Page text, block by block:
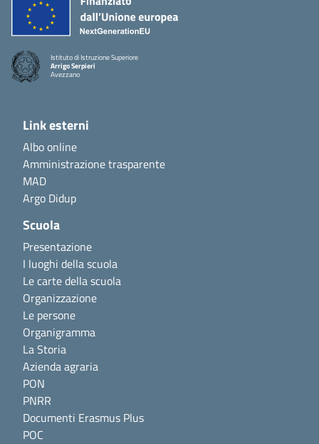
Istituto di Istruzione Superiore
Arrigo Serpieri
Avezzano
Link esterni
Albo online
Amministrazione trasparente
MAD
Argo Didup
Scuola
Presentazione
I luoghi della scuola
Le carte della scuola
Organizzazione
Le persone
Organigramma
La Storia
Azienda agraria
PON
PNRR
Documenti Erasmus Plus
POC